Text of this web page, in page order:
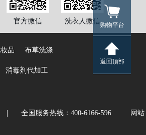
官方微信 洗衣人微信
品 布草洗涤
消毒剂代加工
全国服务热线：400-6166-596
网站
购物平台
返回顶部